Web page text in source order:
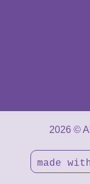
2026 ©
made